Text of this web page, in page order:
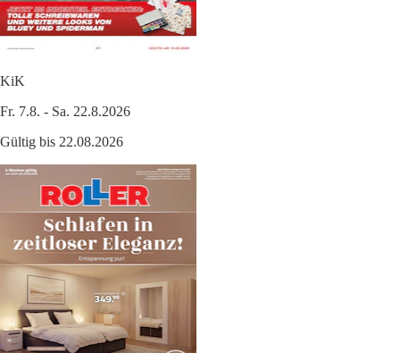
KiK
Fr. 7.8. - Sa. 22.8.2026
Gültig bis 22.08.2026